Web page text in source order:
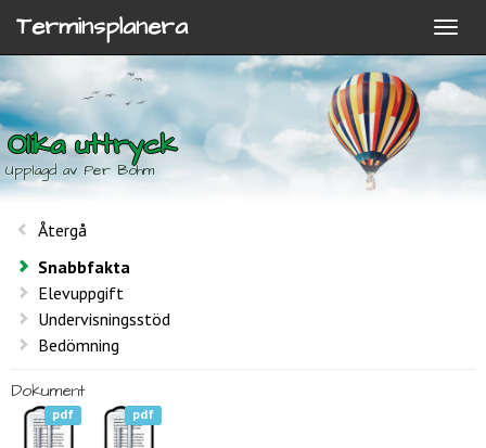
Terminsplanera
Olika uttryck
Upplagd av Per Bohm
Återgå
Snabbfakta
Elevuppgift
Undervisningsstöd
Bedömning
Dokument
pdf pdf